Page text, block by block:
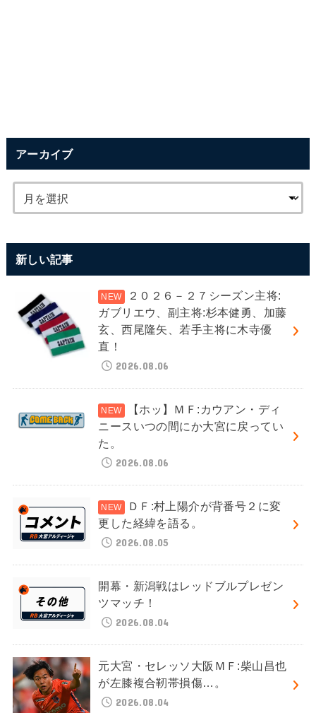
アーカイブ
新しい記事
２０２６－２７シーズン主将:
ガブリエウ、副主将:杉本健勇、加藤
玄、西尾隆矢、若手主将に木寺優
直！
2026.08.06
【ホッ】ＭＦ:カウアン・ディ
ニースいつの間にか大宮に戻ってい
た。
2026.08.06
ＤＦ:村上陽介が背番号２に変
更した経緯を語る。
2026.08.05
開幕・新潟戦はレッドブルプレゼン
ツマッチ！
2026.08.04
元大宮・セレッソ大阪ＭＦ:柴山昌也
が左膝複合靭帯損傷…。
2026.08.04